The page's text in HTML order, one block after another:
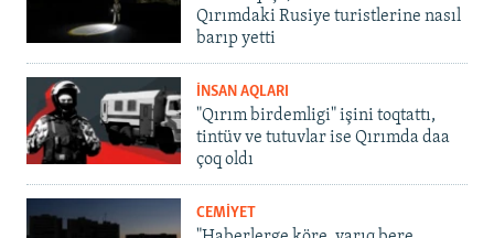
Qırımdaki Rusiye turistlerine nasıl
barıp yetti
İNSAN AQLARI
"Qırım birdemligi" işini toqtattı,
tintüv ve tutuvlar ise Qırımda daa
çoq oldı
CEMİYET